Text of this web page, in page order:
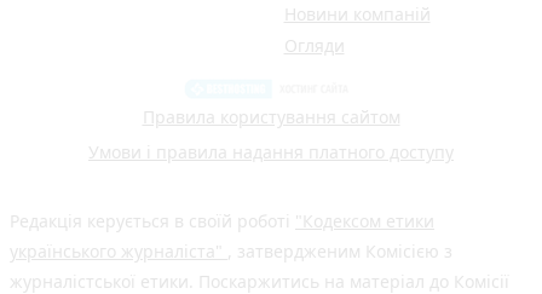
Новини компаній
Огляди
Правила користування сайтом
Умови і правила надання платного доступу
Редакція керується в своїй роботі "Кодексом етики
українського журналіста" , затвердженим Комісією з
журналістської етики. Поскаржитись на матеріал до Комісії